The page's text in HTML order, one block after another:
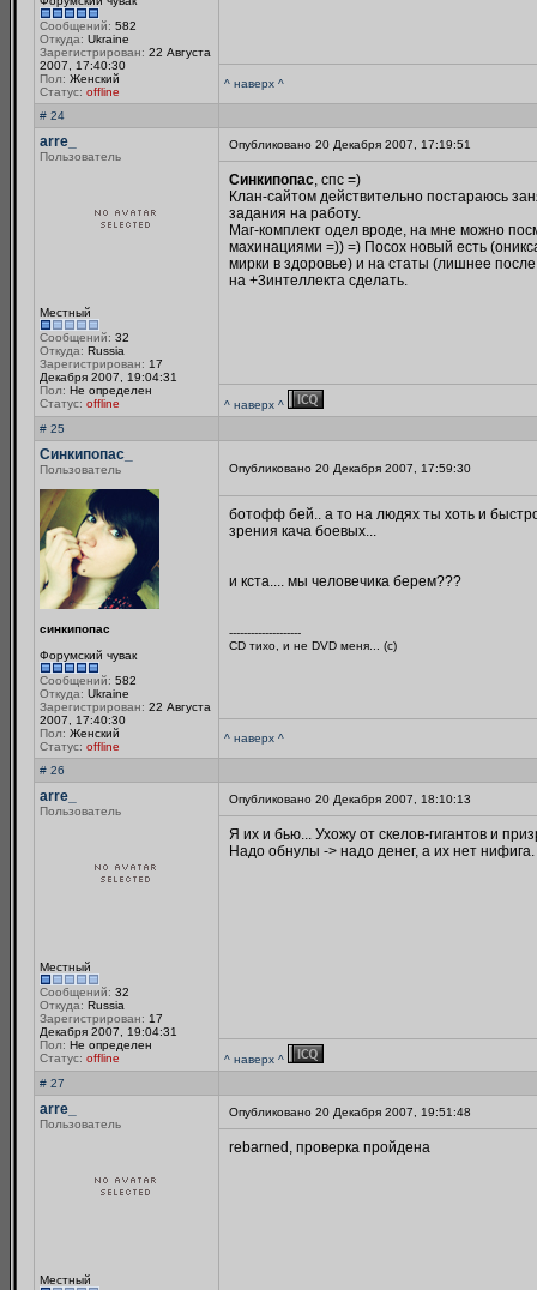
Сообщений: 582
Откуда: Ukraine
Зарегистрирован: 22 Августа
2007, 17:40:30
Пол: Женский
Статус: offline
^ наверх ^
# 24
arre_
Пользователь
Местный
Сообщений: 32
Откуда: Russia
Зарегистрирован: 17
Декабря 2007, 19:04:31
Пол: Не определен
Статус: offline
Опубликовано 20 Декабря 2007, 17:19:51
Синкипопас, спс =)
Клан-сайтом действительно постараюсь
задания на работу.
Маг-комплект одел вроде, на мне можно
махинациями =)) =) Посох новый есть
мирки в здоровье) и на статы (лишнее
на +3интеллекта сделать.
^ наверх ^
# 25
Синкипопас_
Пользователь
синкипопас
Форумский чувак
Сообщений: 582
Откуда: Ukraine
Зарегистрирован: 22 Августа
2007, 17:40:30
Пол: Женский
Статус: offline
Опубликовано 20 Декабря 2007, 17:59:30
ботофф бей.. а то на людях ты хоть и
зрения кача боевых...
и кста.... мы человечика берем???
--------------------
CD тихо, и не DVD меня... (с)
^ наверх ^
# 26
arre_
Пользователь
Местный
Сообщений: 32
Откуда: Russia
Зарегистрирован: 17
Декабря 2007, 19:04:31
Пол: Не определен
Статус: offline
Опубликовано 20 Декабря 2007, 18:10:13
Я их и бью... Ухожу от скелов-гигантов и
Надо обнулы -> надо денег, а их нет нифига.
^ наверх ^
# 27
arre_
Пользователь
Местный
Опубликовано 20 Декабря 2007, 19:51:48
rebarned, проверка пройдена